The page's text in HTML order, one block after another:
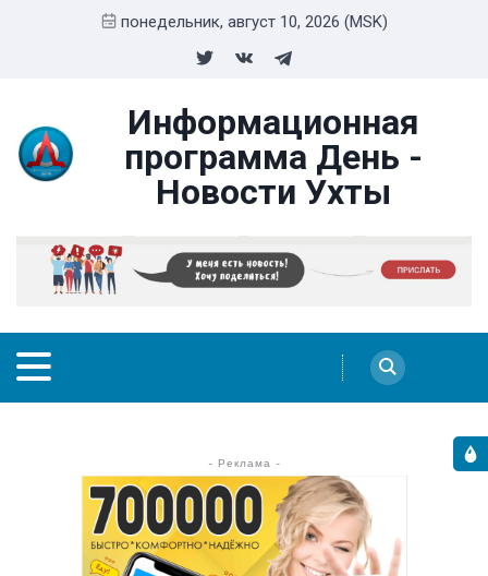
понедельник, август 10, 2026 (MSK)
Информационная
программа День -
Новости Ухты
- Реклама -